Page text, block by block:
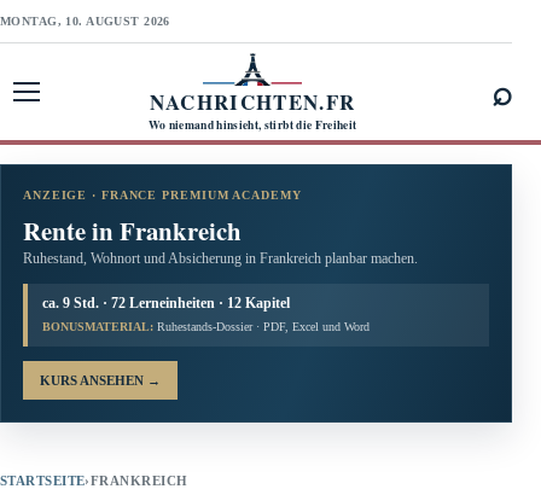
MONTAG, 10. AUGUST 2026
NACHRICHTEN.FR
Wo niemand hinsieht, stirbt die Freiheit
⌕
ANZEIGE · FRANCE PREMIUM ACADEMY
Rente in Frankreich
Ruhestand, Wohnort und Absicherung in Frankreich planbar machen.
ca. 9 Std. · 72 Lerneinheiten · 12 Kapitel
BONUSMATERIAL: Ruhestands-Dossier · PDF, Excel und Word
KURS ANSEHEN →
STARTSEITE›FRANKREICH